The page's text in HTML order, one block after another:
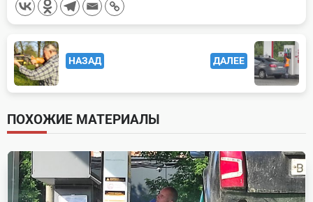
<span
class="nav-
subtitle
screen-
reader-
text">Page</span>
НАЗАД ДАЛЕЕ
ПОХОЖИЕ МАТЕРИАЛЫ